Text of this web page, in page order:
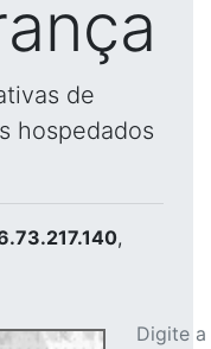
de
hospedados
,
Digite